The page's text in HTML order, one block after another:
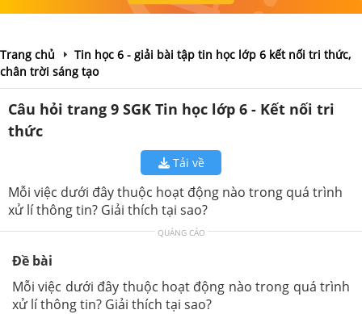
Trang chủ
Tin học 6 - giải bài tập tin học lớp 6 kết nối tri thức,
chân trời sáng tạo
Câu hỏi trang 9 SGK Tin học lớp 6 - Kết nối tri
thức
Tải về
Mỗi việc dưới đây thuộc hoạt động nào trong quá trình
xử lí thông tin? Giải thích tại sao?
QUẢNG CÁO
Đề bài
Mỗi việc dưới đây thuộc hoạt động nào trong quá trình
xử lí thông tin? Giải thích tại sao?